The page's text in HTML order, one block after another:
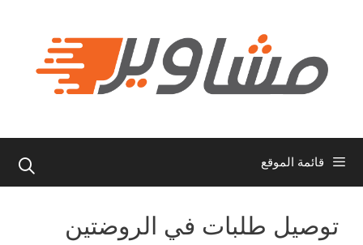
قائمة الموقع
توصيل طلبات في الروضتين